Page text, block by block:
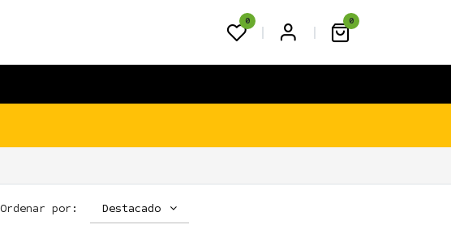
0 0
Ordenar por: Destacado